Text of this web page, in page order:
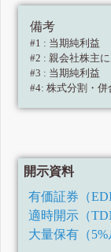
備考
#1 : 当期純利益
#2 : 親会社株主
#3 : 当期純利益
#4: 株式分割・併
開示資料
有価証券（
適時開示（
大量保有（5%